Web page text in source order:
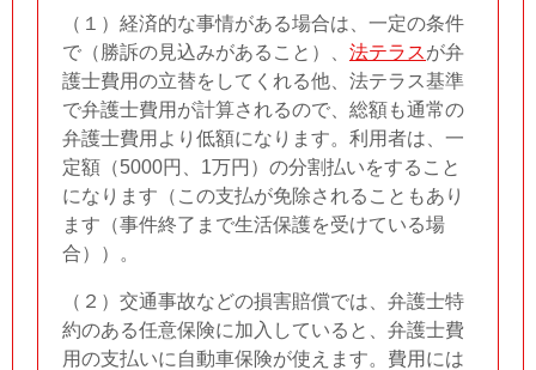
（１）経済的な事情がある場合は、一定の条件
で（勝訴の見込みがあること）、 法テラスが弁
護士費用の立替をしてくれる他、法テラス基準
で弁護士費用が計算されるので、総額も通常の
弁護士費用より低額になります。利用者は、一
定額（5000円、1万円）の分割払いをすること
になります（この支払が免除されることもあり
ます（事件終了まで生活保護を受けている場
合））。
（２）交通事故などの損害賠償では、弁護士特
約のある任意保険に加入していると、弁護士費
用の支払いに自動車保険が使えます。費用には